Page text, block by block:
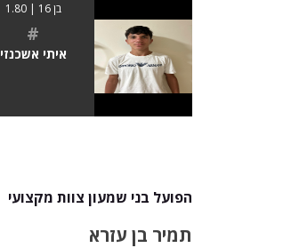
בן 16 | 1.80
#
איתי אשכנזי
הפועל בני שמעון צוות מקצועי
תמיר בן עזרא